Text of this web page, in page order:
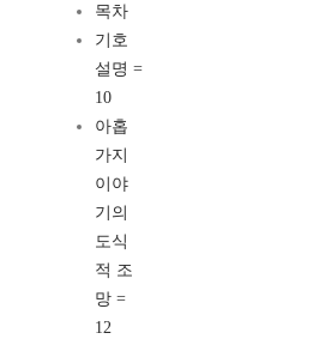
목차
기호
설명 =
10
아홉
가지
이야
기의
도식
적 조
망 =
12